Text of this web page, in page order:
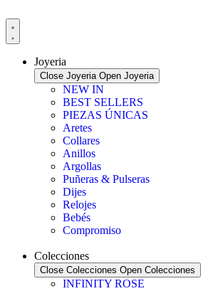
al
contenido
Joyeria
Close Joyeria Open Joyeria
NEW IN
BEST SELLERS
PIEZAS ÚNICAS
Aretes
Collares
Anillos
Argollas
Puñeras & Pulseras
Dijes
Relojes
Bebés
Compromiso
Colecciones
Close Colecciones Open Colecciones
INFINITY ROSE